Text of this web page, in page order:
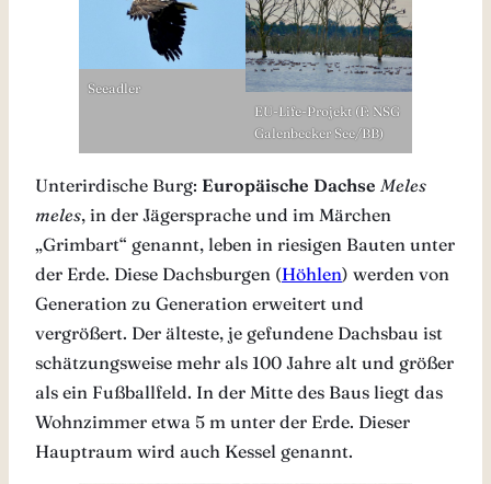
Seeadler
EU-Life-Projekt (F: NSG
Galenbecker See/BB)
Unterirdische Burg: Europäische Dachse Meles
meles, in der Jägersprache und im Märchen
„Grimbart“ genannt, leben in riesigen Bauten unter
der Erde. Diese Dachsburgen (Höhlen) werden von
Generation zu Generation erweitert und
vergrößert. Der älteste, je gefundene Dachsbau ist
schätzungsweise mehr als 100 Jahre alt und größer
als ein Fußballfeld. In der Mitte des Baus liegt das
Wohnzimmer etwa 5 m unter der Erde. Dieser
Hauptraum wird auch Kessel genannt.